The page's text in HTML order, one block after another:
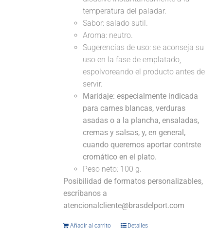
temperatura del paladar.
Sabor: salado sutil.
Aroma: neutro.
Sugerencias de uso: se aconseja su
uso en la fase de emplatado,
espolvoreando el producto antes de
servir.
Maridaje: especialmente indicada
para carnes blancas, verduras
asadas o a la plancha, ensaladas,
cremas y salsas, y, en general,
cuando queremos aportar contrste
cromático en el plato.
Peso neto: 100 g.
Posibilidad de formatos personalizables,
escríbanos a
atencionalcliente@brasdelport.com
Añadir al carrito Detalles